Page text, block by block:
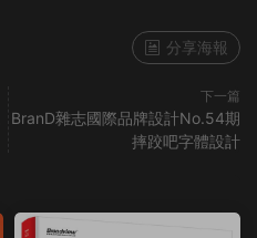
分享海報
下一篇
BranD雜志國際品牌設計No.54期
摔跤吧字體設計